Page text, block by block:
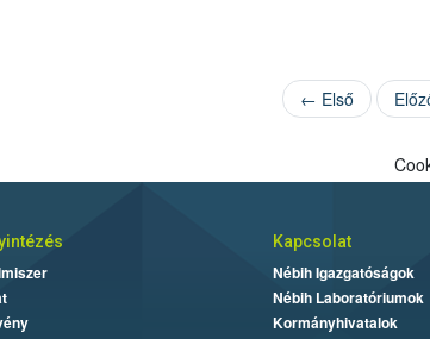
← Első
Kapcsolat
Nébih Igazgatóságok
Nébih Laboratóriumok
Kormányhivatalok